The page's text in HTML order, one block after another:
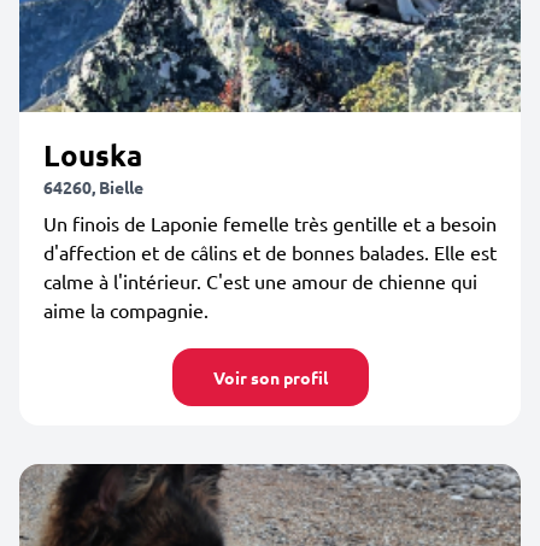
Louska
64260, Bielle
Un finois de Laponie femelle très gentille et a besoin
d'affection et de câlins et de bonnes balades. Elle est
calme à l'intérieur. C'est une amour de chienne qui
aime la compagnie.
Voir son profil